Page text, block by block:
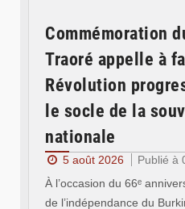
Commémoration
Traoré appelle à
Révolution
le socle de la
nationale
5 août 2026
Publié à
À l’occasion du 66ᵉ
de l’indépendance du